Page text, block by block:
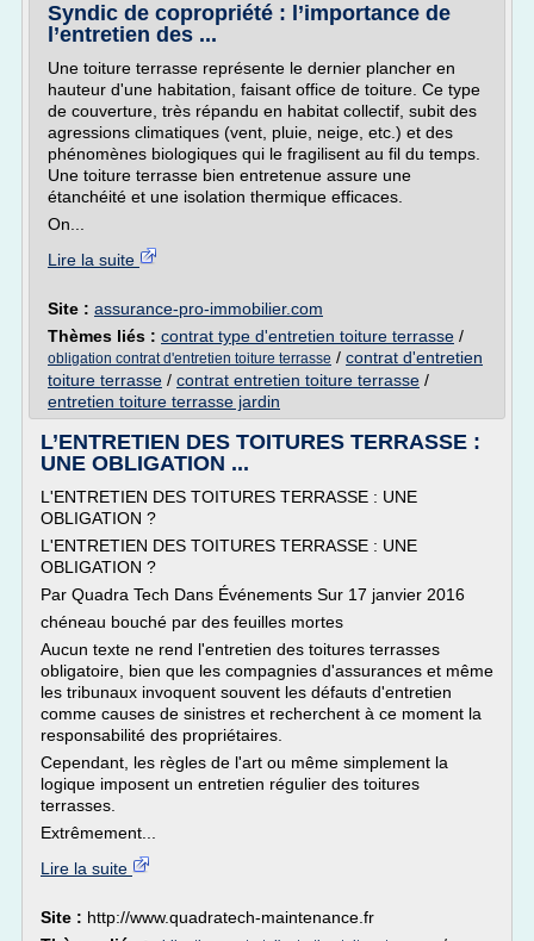
Syndic de copropriété : l’importance de
l’entretien des ...
Une toiture terrasse représente le dernier plancher en
hauteur d'une habitation, faisant office de toiture. Ce type
de couverture, très répandu en habitat collectif, subit des
agressions climatiques (vent, pluie, neige, etc.) et des
phénomènes biologiques qui le fragilisent au fil du temps.
Une toiture terrasse bien entretenue assure une
étanchéité et une isolation thermique efficaces.
On...
Lire la suite
Site : assurance-pro-immobilier.com
Thèmes liés : contrat type d'entretien toiture terrasse /
obligation contrat d'entretien toiture terrasse / contrat d'entretien
toiture terrasse / contrat entretien toiture terrasse /
entretien toiture terrasse jardin
L’ENTRETIEN DES TOITURES TERRASSE :
UNE OBLIGATION ...
L'ENTRETIEN DES TOITURES TERRASSE : UNE
OBLIGATION ?
L'ENTRETIEN DES TOITURES TERRASSE : UNE
OBLIGATION ?
Par Quadra Tech Dans Événements Sur 17 janvier 2016
chéneau bouché par des feuilles mortes
Aucun texte ne rend l'entretien des toitures terrasses
obligatoire, bien que les compagnies d'assurances et même
les tribunaux invoquent souvent les défauts d'entretien
comme causes de sinistres et recherchent à ce moment la
responsabilité des propriétaires.
Cependant, les règles de l'art ou même simplement la
logique imposent un entretien régulier des toitures
terrasses.
Extrêmement...
Lire la suite
Site : http://www.quadratech-maintenance.fr